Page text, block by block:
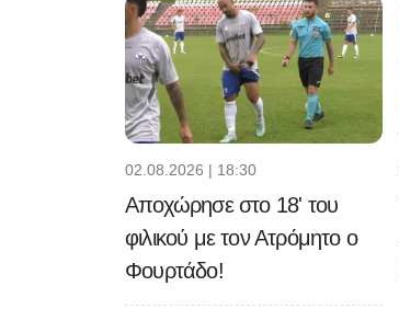
02.08.2026 | 18:30
Αποχώρησε στο 18' του
φιλικού με τον Ατρόμητο ο
Φουρτάδο!